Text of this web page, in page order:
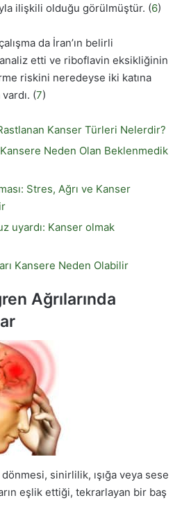
ilişkili olduğu görülmüştür. (6)
da İran’ın belirli
etti ve riboflavin eksikliğinin
riskini neredeyse iki katına
(7)
Kanser Türleri Nelerdir?
Neden Olan Beklenmedik
Stres, Ağrı ve Kanser
uyardı: Kanser olmak
Kansere Neden Olabilir
Ağrılarında
dönmesi, sinirlilik, ışığa veya sese
eşlik ettiği, tekrarlayan bir baş